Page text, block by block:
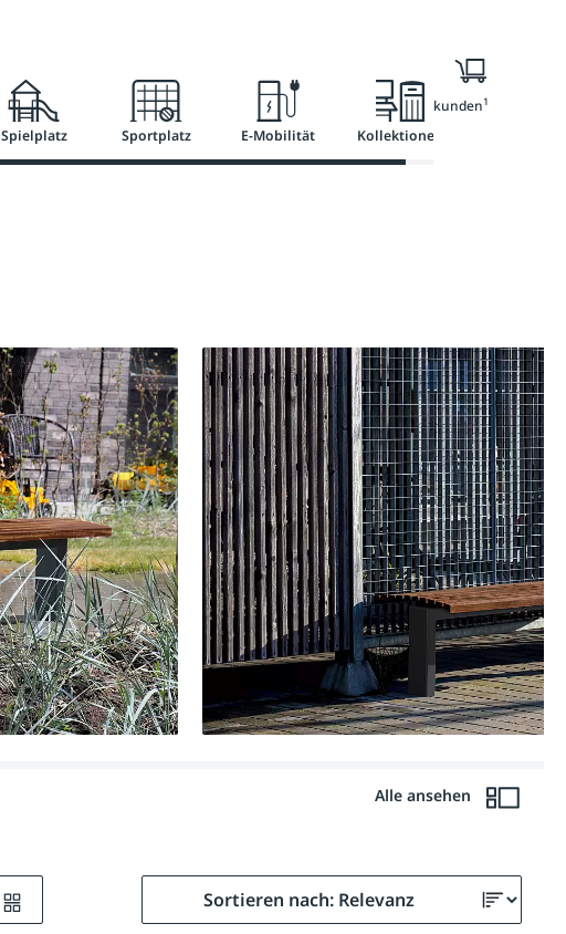
Spielplatz Sportplatz E-Mobilität Kollektionen
Nur für Geschäftskunden1
Alle ansehen